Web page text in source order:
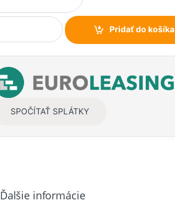
Pridať do košíka
SPOČÍTAŤ SPLÁTKY
Ďalšie informácie